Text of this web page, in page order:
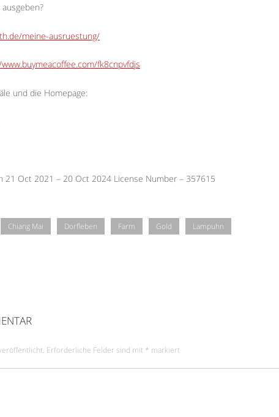
meine-ausruestung/
fk8cnpvfdjs
und die Homepage:
21 Oct 2021 – 20 Oct 2024 License Number – 357615
Chiang Mai Dorfleben Farm Gold Lampuhn
Erforderliche Felder sind mit * markiert